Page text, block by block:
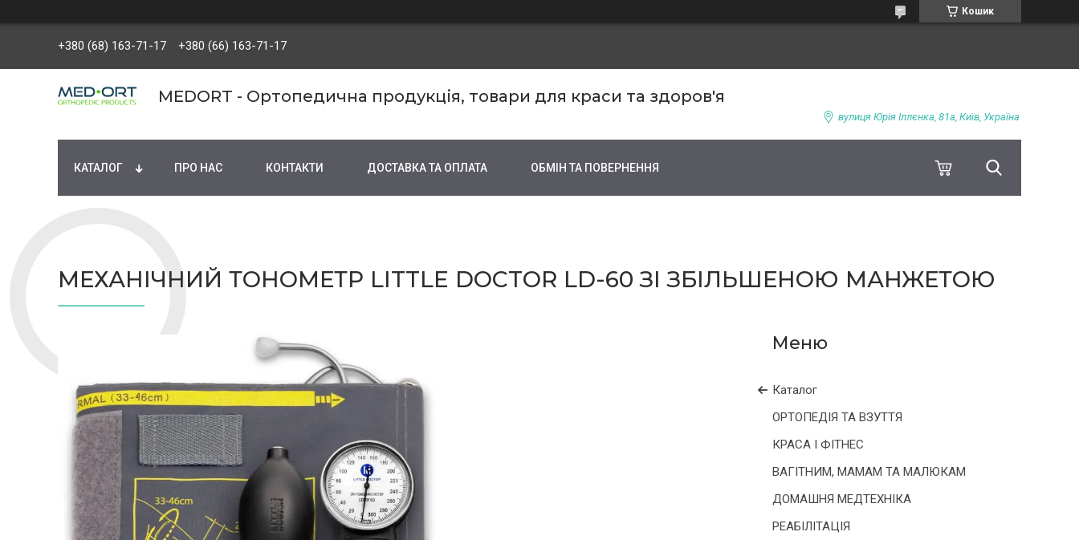
Кошик
+380 (68) 163-71-17 +380 (66) 163-71-17
MEDORT - Ортопедична продукція, товари для краси та здоров'я
вулиця Юрія Іллєнка, 81а, Київ, Україна
КАТАЛОГ ПРО НАС КОНТАКТИ ДОСТАВКА ТА ОПЛАТА ОБМІН ТА ПОВЕРНЕННЯ
МЕХАНІЧНИЙ ТОНОМЕТР LITTLE DOCTOR LD-60 ЗІ ЗБІЛЬШЕНОЮ МАНЖЕТОЮ
Каталог
ОРТОПЕДІЯ ТА ВЗУТТЯ
КРАСА І ФІТНЕС
ВАГІТНИМ, МАМАМ ТА МАЛЮКАМ
ДОМАШНЯ МЕДТЕХНІКА
РЕАБІЛІТАЦІЯ